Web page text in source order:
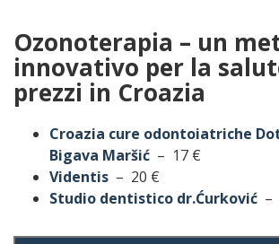
Ozonoterapia – un
innovativo per la
prezzi in Croazia
Croazia cure odontoiatriche
Bigava Maršić – 17 €
Videntis – 20 €
Studio dentistico dr.Ćurković –